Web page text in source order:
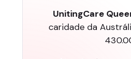
UnitingCare
caridade da